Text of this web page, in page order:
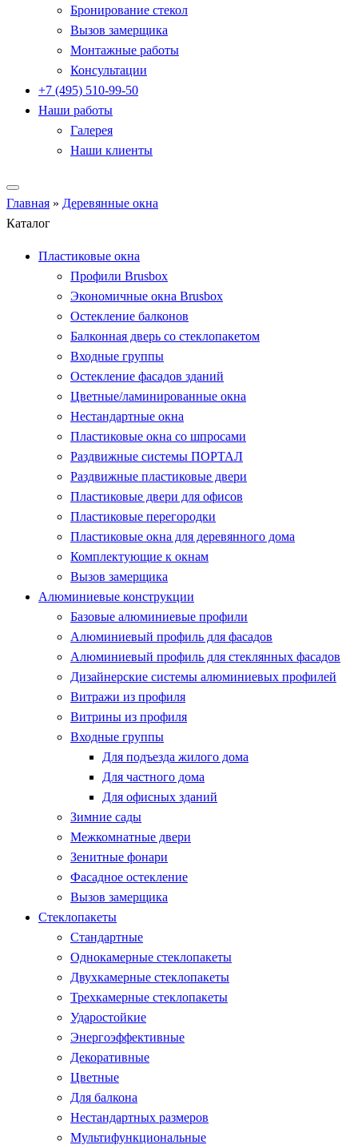
Бронирование стекол
Вызов замерщика
Монтажные работы
Консультации
+7 (495) 510-99-50
Наши работы
Галерея
Наши клиенты
Главная » Деревянные окна
Каталог
Пластиковые окна
Профили Brusbox
Экономичные окна Brusbox
Остекление балконов
Балконная дверь со стеклопакетом
Входные группы
Остекление фасадов зданий
Цветные/ламинированные окна
Нестандартные окна
Пластиковые окна со шпросами
Раздвижные системы ПОРТАЛ
Раздвижные пластиковые двери
Пластиковые двери для офисов
Пластиковые перегородки
Пластиковые окна для деревянного дома
Комплектующие к окнам
Вызов замерщика
Алюминиевые конструкции
Базовые алюминиевые профили
Алюминиевый профиль для фасадов
Алюминиевый профиль для стеклянных фасадов
Дизайнерские системы алюминиевых профилей
Витражи из профиля
Витрины из профиля
Входные группы
Для подъезда жилого дома
Для частного дома
Для офисных зданий
Зимние сады
Межкомнатные двери
Зенитные фонари
Фасадное остекление
Вызов замерщика
Стеклопакеты
Стандартные
Однокамерные стеклопакеты
Двухкамерные стеклопакеты
Трехкамерные стеклопакеты
Ударостойкие
Энергоэффективные
Декоративные
Цветные
Для балкона
Нестандартных размеров
Мультифункциональные